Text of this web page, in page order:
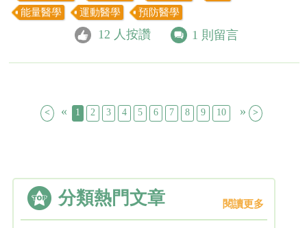
能量醫學
運動醫學 預防醫學
12 人按讚 1 則留言
< « 1 2 3 4 5 6 7 8 9 10 11 12
» >
分類熱門文章 閱讀更多